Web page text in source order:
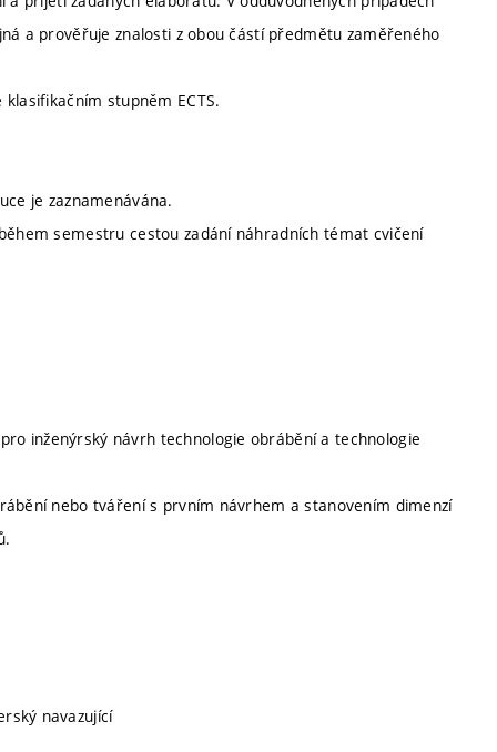
a prověřuje znalosti z obou částí předmětu zaměřeného
stupněm ECTS.
je zaznamenávána.
semestru cestou zadání náhradních témat cvičení
inženýrský návrh technologie obrábění a technologie
nebo tváření s prvním návrhem a stanovením dimenzí
navazující